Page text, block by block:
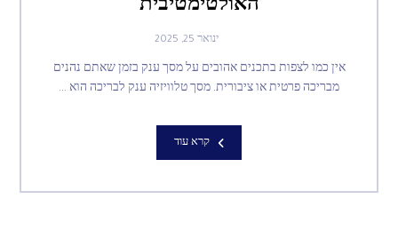
האולטימטיבית
ינואר 25, 2025
אין כמו לצפות בתכנים אהובים על מסך ענק בזמן שאתם נהנים
מבריכה פרטית או ציבורית. מסך טלוויזיה ענק לבריכה הוא ...
קרא עוד